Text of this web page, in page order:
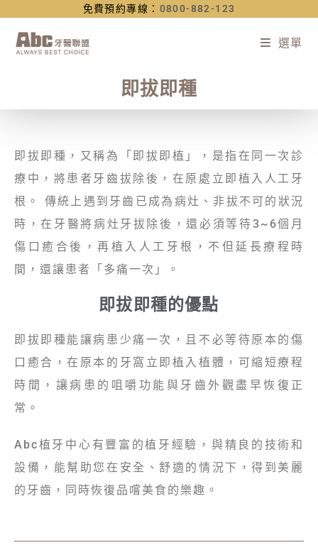
免費預約專線： 0800-882-123
選單
即拔即種
即拔即種，又稱為「即拔即植」，是指在同一次診
療中，將患者牙齒拔除後，在原處立即植入人工牙
根。 傳統上遇到牙齒已成為病灶、非拔不可的狀況
時，在牙醫將病灶牙拔除後，還必須等待3~6個月
傷口癒合後，再植入人工牙根，不但延長療程時
間，還讓患者「多痛一次」。
即拔即種的優點
即拔即種能讓病患少痛一次，且不必等待原本的傷
口癒合，在原本的牙窩立即植入植體，可縮短療程
時間，讓病患的咀嚼功能與牙齒外觀盡早恢復正
常。
Abc植牙中心有豐富的植牙經驗，與精良的技術和
設備，能幫助您在安全、舒適的情況下，得到美麗
的牙齒，同時恢復品嚐美食的樂趣。